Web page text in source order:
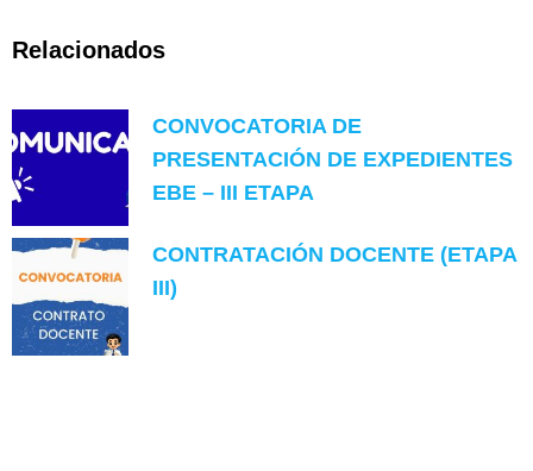
Relacionados
CONVOCATORIA DE
PRESENTACIÓN DE EXPEDIENTES
EBE – III ETAPA
CONTRATACIÓN DOCENTE (ETAPA
III)